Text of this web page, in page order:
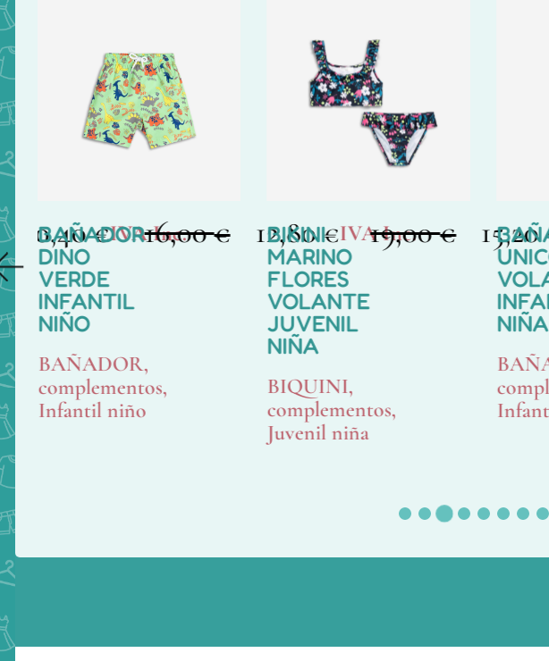
10,40€IVA Inc.
BAÑADOR
DINO
VERDE
INFANTIL
NIÑO
16,00€ 12,80€IVA Inc.
BAÑADOR
complementos
Infantil niño
BIKINI
MARINO
FLORES
VOLANTE
JUVENIL
NIÑA
19,00€ 15,20
BIQUINI
complementos
Juvenil niña
NIÑA